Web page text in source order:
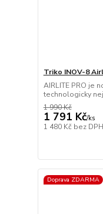
Triko INOV-8
AIRLITE PRO je
technologicky
1 990 Kč
1 791 Kč/ks
1 480 Kč bez DPH
Doprava ZDARMA